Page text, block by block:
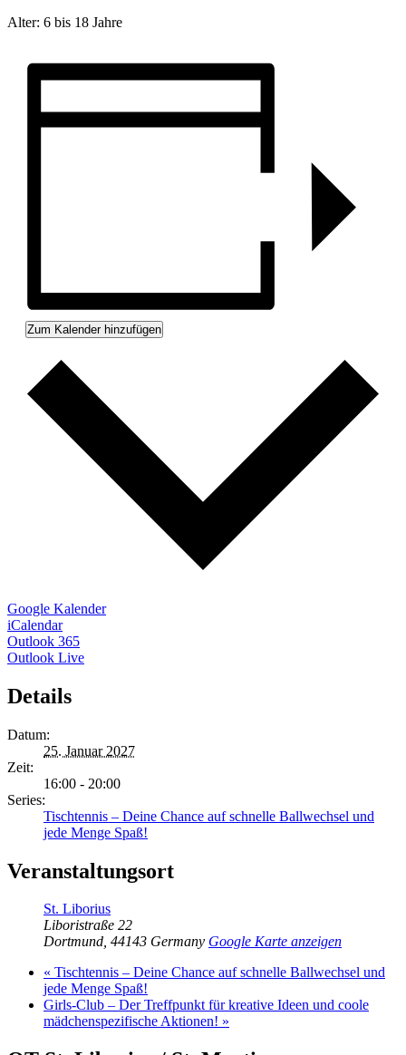
Alter: 6 bis 18 Jahre
Zum Kalender hinzufügen
Google Kalender
iCalendar
Outlook 365
Outlook Live
Details
Datum:
25. Januar 2027
Zeit:
16:00 - 20:00
Series:
Tischtennis – Deine Chance auf schnelle Ballwechsel und
jede Menge Spaß!
Veranstaltungsort
St. Liborius
Liboristraße 22
Dortmund, 44143 Germany Google Karte anzeigen
« Tischtennis – Deine Chance auf schnelle Ballwechsel und
jede Menge Spaß!
Girls-Club – Der Treffpunkt für kreative Ideen und coole
mädchenspezifische Aktionen! »